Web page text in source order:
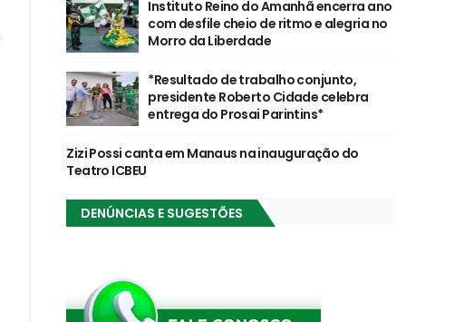
Instituto Reino do Amanhã encerra ano
com desfile cheio de ritmo e alegria no
Morro da Liberdade
*Resultado de trabalho conjunto,
presidente Roberto Cidade celebra
entrega do Prosai Parintins*
Zizi Possi canta em Manaus na inauguração do
Teatro ICBEU
DENÚNCIAS E SUGESTÕES